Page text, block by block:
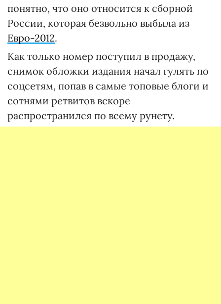
понятно, что оно относится к сборной
России, которая безвольно выбыла из
Евро-2012.
Как только номер поступил в продажу,
снимок обложки издания начал гулять по
соцсетям, попав в самые топовые блоги и
сотнями ретвитов вскоре
распространился по всему рунету.